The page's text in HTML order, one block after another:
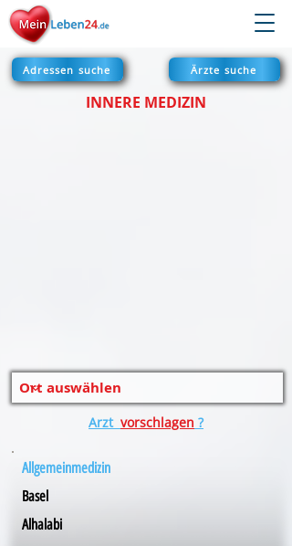
Adressen suche Ärzte suche
INNERE MEDIZIN
Arzt vorschlagen ?
Allgemeinmedizin
Basel
Alhalabi